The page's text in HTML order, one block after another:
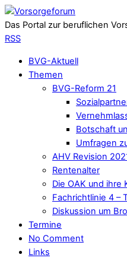
Das Portal zur beruflichen
RSS
BVG-Aktuell
Themen
BVG-Reform 21
Botschaft
Umfragen
AHV Revision
Rentenalter
Die OAK und ihre
Fachrichtlinie 4 –
Diskussion um
Termine
No Comment
Links